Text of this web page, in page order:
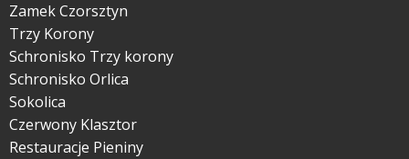
Zamek Czorsztyn
Trzy Korony
Schronisko Trzy korony
Schronisko Orlica
Sokolica
Czerwony Klasztor
Restauracje Pieniny